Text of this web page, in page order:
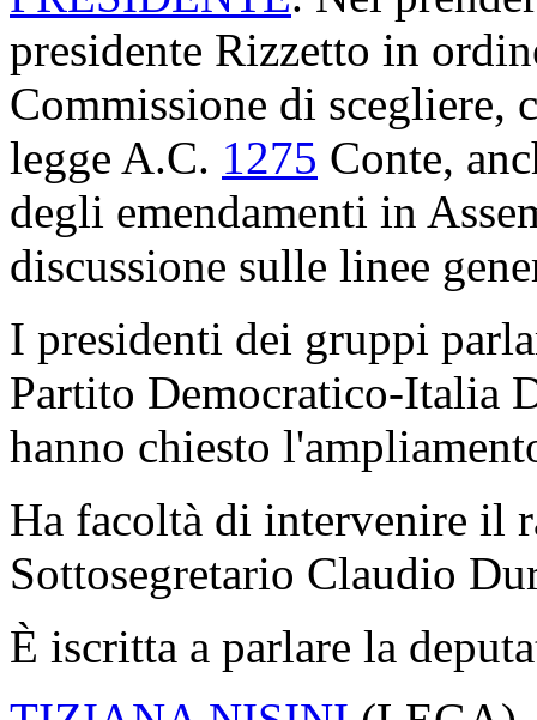
presidente Rizzetto in
Commissione di scegliere,
legge A.C. 1275 Conte,
degli emendamenti in
discussione sulle linee
I presidenti dei gruppi
Partito Democratico-Italia
hanno chiesto
Ha facoltà di intervenire il
Sottosegretario Claudio
È iscritta a parlare la